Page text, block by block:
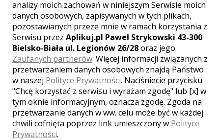
Twoja ocena lokalu:
DODAJ OPINIĘ
Pola oznaczone gwiazdką są wymagane.
analizy moich zachowań w niniejszym Serwisie moich
danych osobowych, zapisywanych w tych plikach,
pozostawianych przeze mnie w ramach korzystania z
Serwisu przez Aplikuj.pl Paweł Strykowski 43-300
Bielsko-Biała ul. Legionów 26/28oraz jego
Zaufanych partnerów. Więcej informacji związanych z
przetwarzaniem danych osobowych znajdą Państwo
w naszej Polityce Prywatności. Naciśniecie przycisku
"Chcę korzystać z serwisu i wyrażam zgodę" lub [x] w
tym oknie informacyjnym, oznacza zgodę. Zgoda na
przetwarzanie danych w ww. celu może być w każdej
chwili cofnięta poprzez link umieszczony w Polityce
Prywatności.